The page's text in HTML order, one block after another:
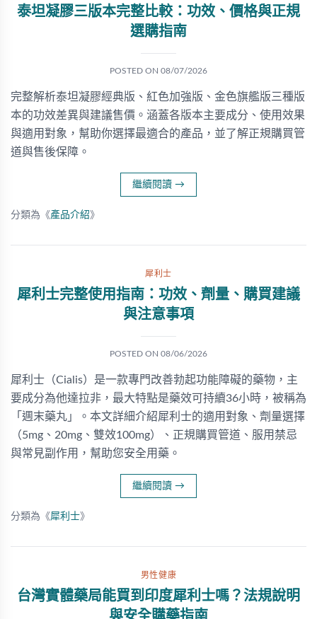
泰坦凝膠三版本完整比較：功效、價格與正規
選購指南
POSTED ON 08/07/2026
完整解析泰坦凝膠經典版、紅色加強版、金色旗艦版三種版
本的功效差異與建議售價。涵蓋各版本主要成分、使用效果
與適用對象，幫助你選擇最適合的產品，並了解正規購買管
道與售後保障。
繼續閱讀 →
分類為《產品介紹》
犀利士
犀利士完整使用指南：功效、劑量、購買建議
與注意事項
POSTED ON 08/06/2026
犀利士（Cialis）是一款專門改善勃起功能障礙的藥物，主
要成分為他達拉非，最大特點是藥效可持續36小時，被稱為
「週末藥丸」。本文詳細介紹犀利士的適用對象、劑量選擇
（5mg、20mg、雙效100mg）、正規購買管道、服用禁忌
與常見副作用，幫助您安全用藥。
繼續閱讀 →
分類為《犀利士》
男性健康
台灣實體藥局能買到印度犀利士嗎？法規說明
與安全購藥指南